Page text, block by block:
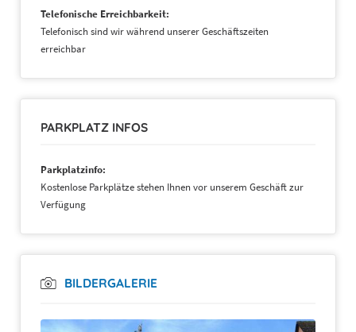
Telefonische Erreichbarkeit:
Telefonisch sind wir während unserer Geschäftszeiten
erreichbar
PARKPLATZ INFOS
Parkplatzinfo:
Kostenlose Parkplätze stehen Ihnen vor unserem Geschäft zur
Verfügung
BILDERGALERIE